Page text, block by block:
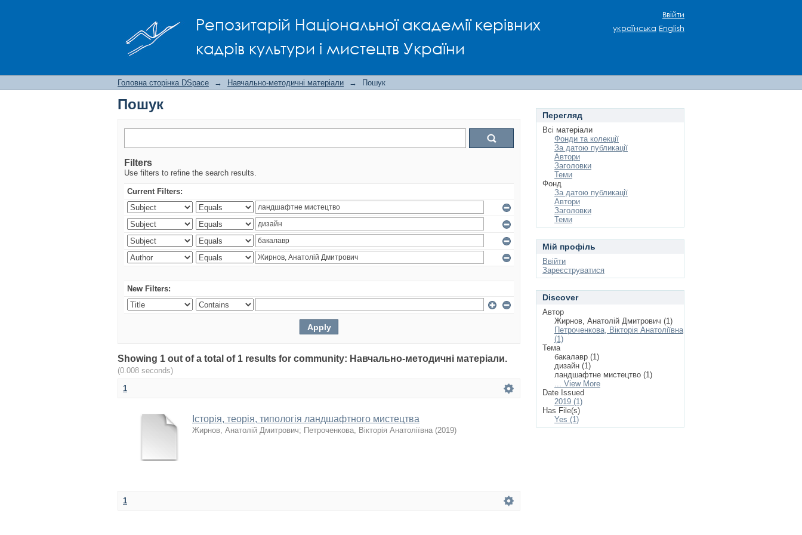
Репозитарій Національної академії керівних
кадрів культури і мистецтв України
Ввійти
українська English
Головна сторінка DSpace → Навчально-методичні матеріали → Пошук
Пошук
Filters
Use filters to refine the search results.
Current Filters:
New Filters:
Showing 1 out of a total of 1 results for community: Навчально-методичні матеріали.
(0.008 seconds)
1
Історія, теорія, типологія ландшафтного мистецтва
Жирнов, Анатолій Дмитрович; Петроченкова, Вікторія Анатоліївна (2019)
1
Перегляд
Всі матеріали
Фонди та колекції
За датою публикації
Автори
Заголовки
Теми
Фонд
За датою публикації
Автори
Заголовки
Теми
Мій профіль
Ввійти
Зареєструватися
Discover
Автор
Жирнов, Анатолій Дмитрович (1)
Петроченкова, Вікторія Анатоліївна
(1)
Тема
бакалавр (1)
дизайн (1)
ландшафтне мистецтво (1)
... View More
Date Issued
2019 (1)
Has File(s)
Yes (1)